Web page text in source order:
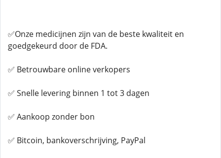
✅Onze medicijnen zijn van de beste kwaliteit en
goedgekeurd door de FDA.
✅ Betrouwbare online verkopers
✅ Snelle levering binnen 1 tot 3 dagen
✅ Aankoop zonder bon
✅ Bitcoin, bankoverschrijving, PayPal